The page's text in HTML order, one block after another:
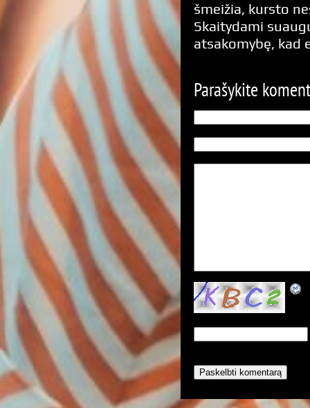
šmeižia, kursto
Skaitydami
atsakomybę, kad
Parašykite